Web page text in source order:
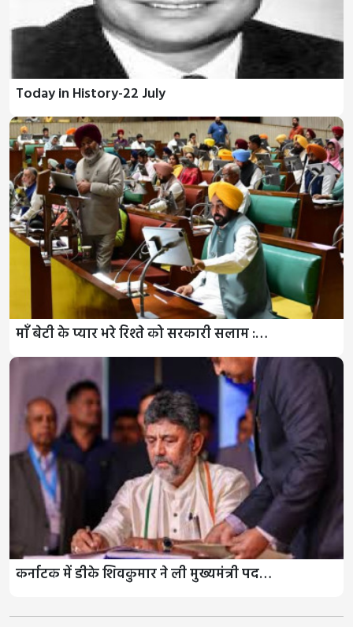
Today in History-22 July
माँ बेटी के प्यार भरे रिश्ते को सरकारी सलाम :…
कर्नाटक में डीके शिवकुमार ने ली मुख्यमंत्री पद…